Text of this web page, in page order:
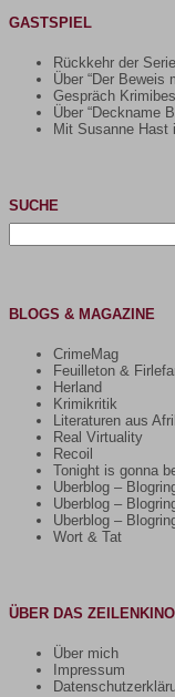
GASTSPIEL
Rückkehr der
Über “Der Beweis
Gespräch
Über “Deckname
Mit Susanne Hast
SUCHE
Suchen
nach:
BLOGS & MAGAZINE
CrimeMag
Feuilleton &
Herland
Krimikritik
Literaturen aus
Real Virtuality
Recoil
Tonight is gonna
Uberblog –
Uberblog –
Uberblog –
Wort & Tat
ÜBER DAS ZEILENKINO
Über mich
Impressum